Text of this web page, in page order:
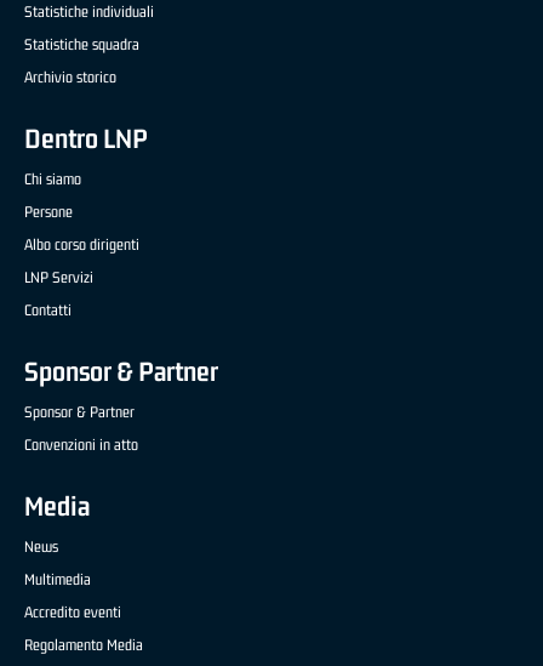
Statistiche individuali
Statistiche squadra
Archivio storico
Dentro LNP
Chi siamo
Persone
Albo corso dirigenti
LNP Servizi
Contatti
Sponsor & Partner
Sponsor & Partner
Convenzioni in atto
Media
News
Multimedia
Accredito eventi
Regolamento Media